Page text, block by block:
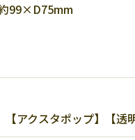
99×D75mm
【アクスタポップ】【